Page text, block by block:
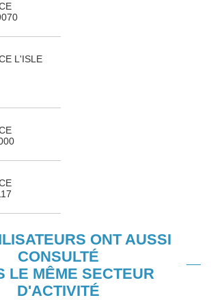
L'ISLE
ONT AUSSI
CONSULTÉ
LE MÊME SECTEUR
D'ACTIVITÉ